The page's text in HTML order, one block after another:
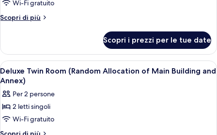
per
sole
(Main/annex
random
assignment)
Wi-Fi gratuito
Scopri di più
Altri
condiviso
Basic,
per
sole
(Main/annex
random
assignment)
Scopri i prezzi per le tue date
Apri
tutte
le
foto
per
Deluxe
Twin
Una cassaforte in camera,
6
Deluxe Twin Room (Random Allocation of Main Building and
Annex)
Per 2 persone
2 letti singoli
Wi-Fi gratuito
Altri